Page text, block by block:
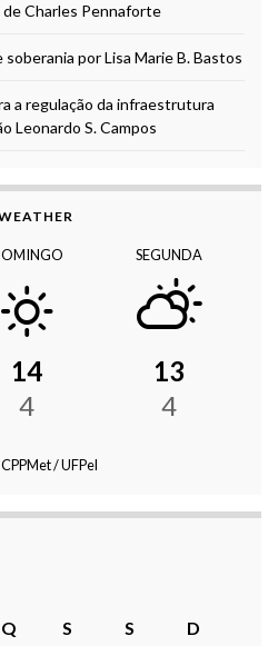
de Charles Pennaforte
por Lisa Marie B. Bastos
a regulação da infraestrutura
Leonardo S. Campos
14
4
SEGUNDA
13
4
/ UFPel
Q S S
D